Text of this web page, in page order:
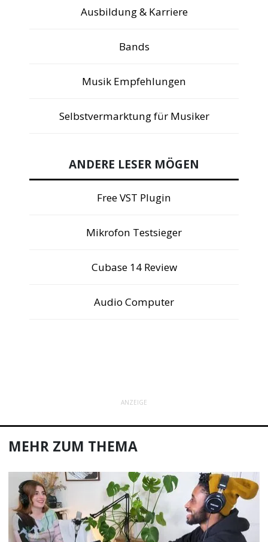
Ausbildung & Karriere
Bands
Musik Empfehlungen
Selbstvermarktung für Musiker
ANDERE LESER MÖGEN
Free VST Plugin
Mikrofon Testsieger
Cubase 14 Review
Audio Computer
ANZEIGE
MEHR ZUM THEMA